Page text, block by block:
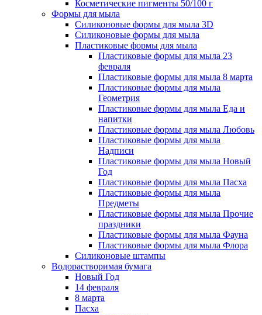
Косметические пигменты 50/100 г
Формы для мыла
Силиконовые формы для мыла 3D
Силиконовые формы для мыла
Пластиковые формы для мыла
Пластиковые формы для мыла 23
февраля
Пластиковые формы для мыла 8 марта
Пластиковые формы для мыла
Геометрия
Пластиковые формы для мыла Еда и
напитки
Пластиковые формы для мыла Любовь
Пластиковые формы для мыла
Надписи
Пластиковые формы для мыла Новый
Год
Пластиковые формы для мыла Пасха
Пластиковые формы для мыла
Предметы
Пластиковые формы для мыла Прочие
праздники
Пластиковые формы для мыла Фауна
Пластиковые формы для мыла Флора
Силиконовые штампы
Водорастворимая бумага
Новый Год
14 февраля
8 марта
Пасха